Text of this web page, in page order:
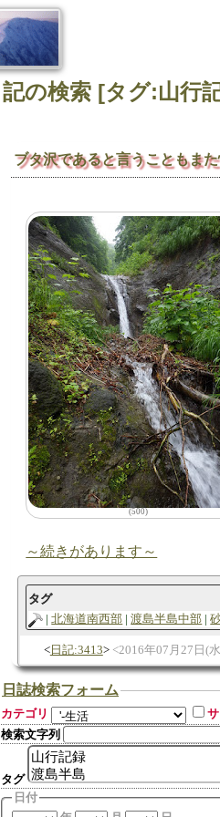
ブタ沢であると言うこともま
(500)
～続きがあります～
タグ
北海道南西部
渡島半島中部
日記:3413 2016年07月27日(
日誌検索フォーム
カテゴリ
検索文字列
タグ
日付